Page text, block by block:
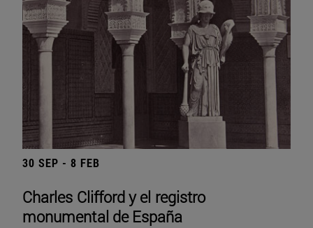
30 SEP - 8 FEB
Charles Clifford y el registro
monumental de España